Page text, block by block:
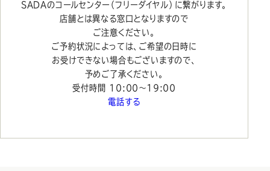
SADAのコールセンター（フリーダイヤル）に繋がります。
店舗とは異なる窓口となりますので
ご注意ください。
ご予約状況によっては、ご希望の日時に
お受けできない場合もございますので、
予めご了承ください。
受付時間 10:00〜19:00
電話する